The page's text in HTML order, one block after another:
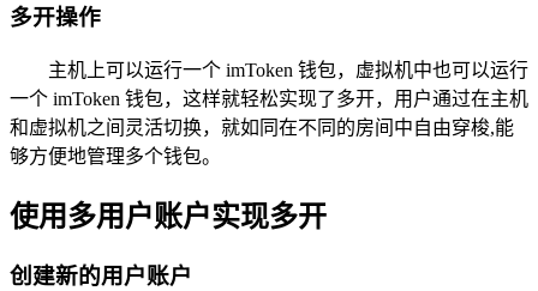
多开操作
主机上可以运行一个 imToken 钱包，虚拟机中也可以运行
一个 imToken 钱包，这样就轻松实现了多开，用户通过在主机
和虚拟机之间灵活切换，就如同在不同的房间中自由穿梭,能
够方便地管理多个钱包。
使用多用户账户实现多开
创建新的用户账户